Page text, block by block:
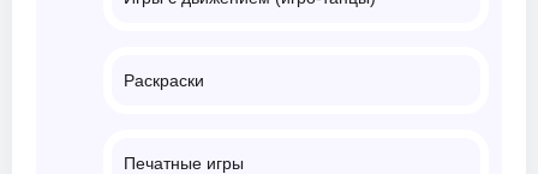
Раскраски
Печатные игры